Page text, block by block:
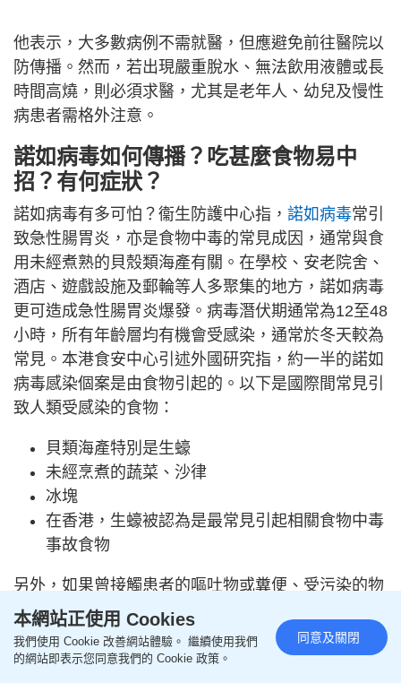
他表示，大多數病例不需就醫，但應避免前往醫院以
防傳播。然而，若出現嚴重脫水、無法飲用液體或長
時間高燒，則必須求醫，尤其是老年人、幼兒及慢性
病患者需格外注意。
諾如病毒如何傳播？吃甚麼食物易中
招？有何症狀？
諾如病毒有多可怕？衞生防護中心指， 諾如病毒常引
致急性腸胃炎，亦是食物中毒的常見成因，通常與食
用未經煮熟的貝殼類海產有關。在學校、安老院舍、
酒店、遊戲設施及郵輪等人多聚集的地方，諾如病毒
更可造成急性腸胃炎爆發。病毒潛伏期通常為12至48
小時，所有年齡層均有機會受感染，通常於冬天較為
常見。本港食安中心引述外國研究指，約一半的諾如
病毒感染個案是由食物引起的。以下是國際間常見引
致人類受感染的食物：
貝類海產特別是生蠔
未經烹煮的蔬菜、沙律
冰塊
在香港，生蠔被認為是最常見引起相關食物中毒
事故食物
另外，如果曾接觸患者的嘔吐物或糞便、受污染的物
品，患者嘔吐時產生的帶病毒飛沫，也有機會感染諾
如病毒。如不慎感染諾如病毒，患者可能會出現以下
症狀：
本網站正使用 Cookies
我們使用 Cookie 改善網站體驗。 繼續使用我們
的網站即表示您同意我們的 Cookie 政策。
同意及關閉